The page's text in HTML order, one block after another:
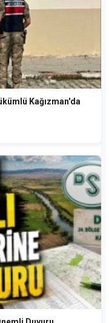
Kağızman'da